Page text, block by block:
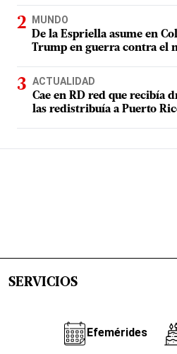
MUNDO
De la Espriella asume en
Trump en guerra contra el
ACTUALIDAD
Cae en RD red que recibía
las redistribuía a Puerto
SERVICIOS
Efemérides